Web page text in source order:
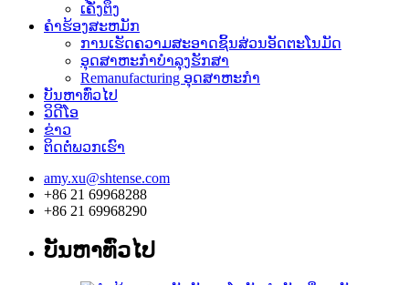
ເຄັ່ງຕຶງ
ຄໍາຮ້ອງສະຫມັກ
ການເຮັດຄວາມສະອາດຊິ້ນສ່ວນອັດຕະໂນມັດ
ອຸດສາຫະກໍາບໍາລຸງຮັກສາ
Remanufacturing ອຸດສາຫະກໍາ
ບັນຫາທົ່ວໄປ
ວິດີໂອ
ຂ່າວ
ຕິດຕໍ່ພວກເຮົາ
amy.xu@shtense.com
+86 21 69968288
+86 21 69968290
ບັນຫາທົ່ວໄປ